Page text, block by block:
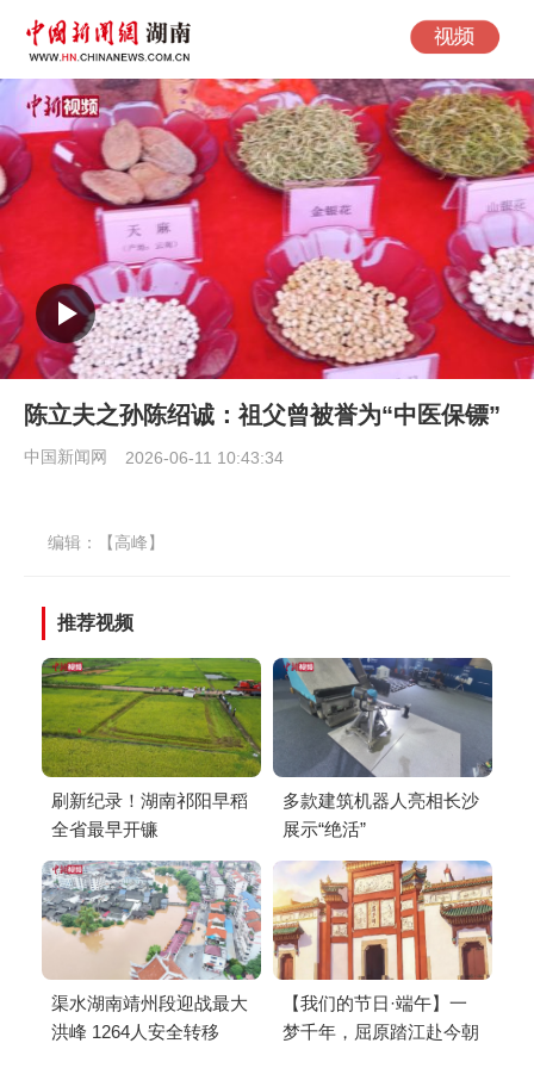
陈立夫之孙陈绍诚：祖父曾被誉为“中医保镖”
中国新闻网 2026-06-11 10:43:34
编辑：【高峰】
推荐视频
刷新纪录！湖南祁阳早稻
全省最早开镰
多款建筑机器人亮相长沙
展示“绝活”
渠水湖南靖州段迎战最大
洪峰 1264人安全转移
【我们的节日·端午】一
梦千年，屈原踏江赴今朝